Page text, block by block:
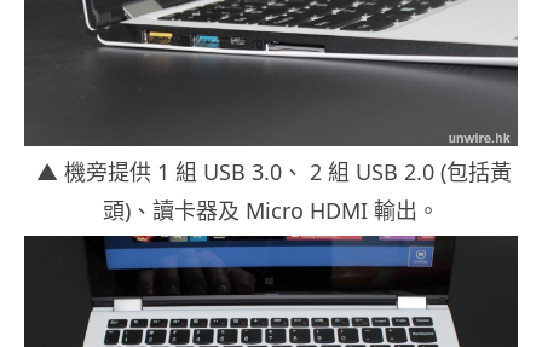
▲ 機旁提供 1 組 USB 3.0、 2 組 USB 2.0 (包括黃
頭)、讀卡器及 Micro HDMI 輸出。